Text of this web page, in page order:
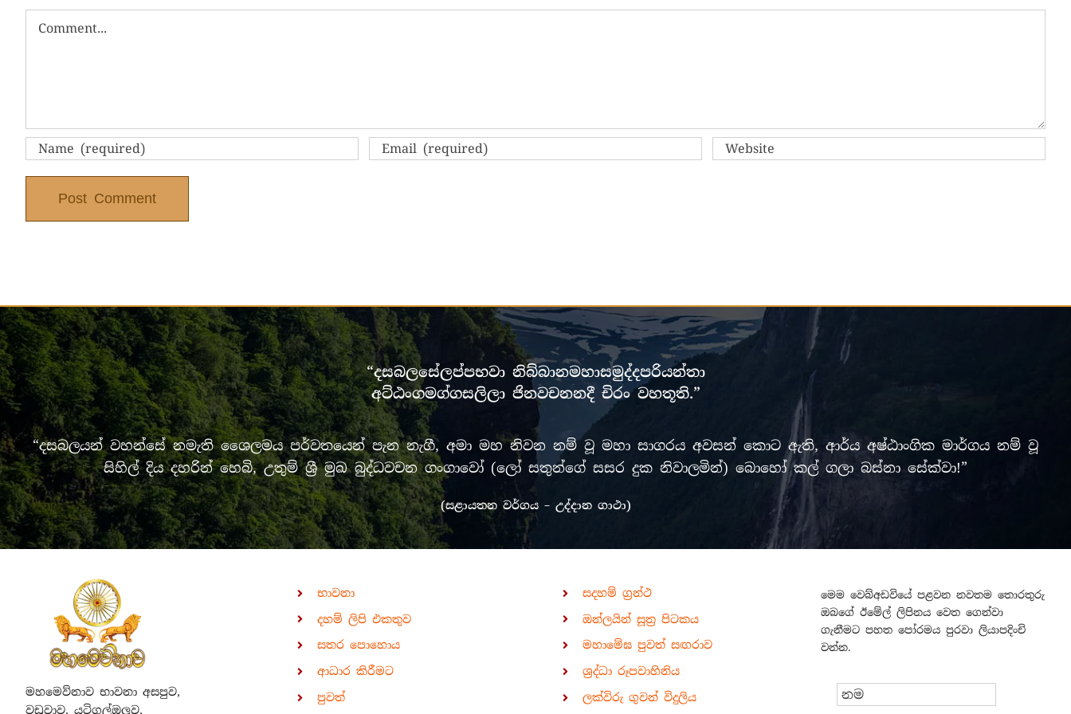
Comment
“දසබලසේලප්පභවා නිබ්බානමහාසමුද්දපරියන්තා
අට්ඨංගමග්ගසලිලා ජිනවචනනදී චිරං වහතූති.”
“දසබලයන් වහන්සේ නමැති ශෛලමය පර්වතයෙන් පැන නැගී, අමා මහ නිවන නම් වූ මහා සාගරය අවසන් කොට ඇති, ආර්ය අෂ්ඨාංගික මාර්ගය නම් වූ
සිහිල් දිය දහරින් හෙබි, උතුම් ශ්‍රී මුඛ බුද්ධවචන ගංගාවෝ (ලෝ සතුන්ගේ සසර දුක නිවාලමින්) බොහෝ කල් ගලා බස්නා සේක්වා!”
(සළායතන වර්ගය – උද්දාන ගාථා)
මහමෙව්නාව භාවනා අසපුව,
වඩුවාව, යටිගල්ඔලුව,
භාවනා
දහම් ලිපි එකතුව
සතර පොහොය
ආධාර කිරීමට
පුවත්
සදහම් ග්‍රන්ථ
ඔන්ලයින් සූත්‍ර පිටකය
මහාමේඝ පුවත් සඟරාව
ශ්‍රද්ධා රූපවාහිනිය
ලක්විරු ගුවන් විදුලිය
මෙම වෙබ්අඩවියේ පළවන නවතම තොරතුරු
ඔබගේ ඊමේල් ලිපිනය වෙත ගෙන්වා
ගැනීමට පහත පෝරමය පුරවා ලියාපදිංචි
වන්න.